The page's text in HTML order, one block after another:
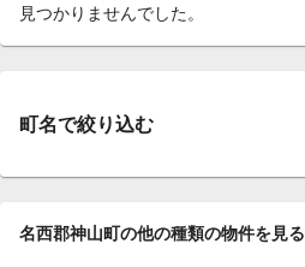
見つかりませんでした。
町名で絞り込む
名西郡神山町の他の種類の物件を見る